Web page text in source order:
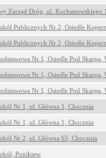
Zarząd Dróg, ul. Kochanowskiego
Publicznych Nr 2, Osiedle
Publicznych Nr 2, Osiedle
Nr 1, Osiedle Pod Skarpą,
Nr 1, Osiedle Pod Skarpą,
Nr 1, Osiedle Pod Skarpą,
Nr 1, ul. Główna 1, Chocznia
Nr 1, ul. Główna 1, Chocznia
Nr 2, ul. Główna 65, Chocznia
Ponikiew